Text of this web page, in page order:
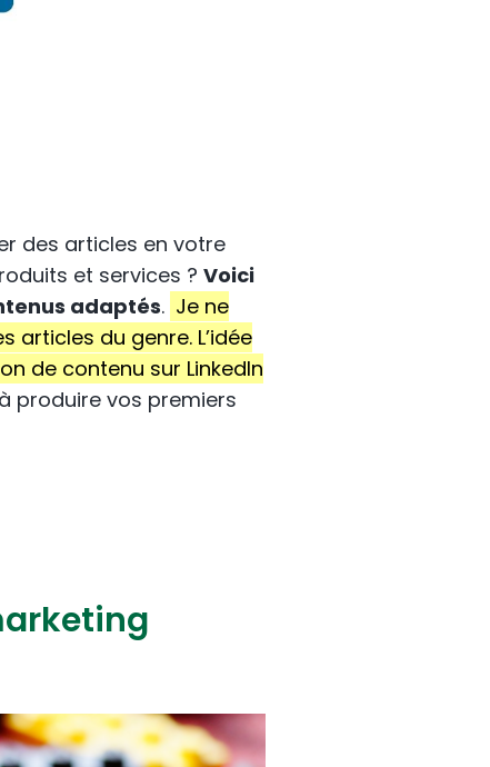
des articles en votre
et services ? Voici
adaptés. Je ne
articles du genre. L’idée
de contenu sur LinkedIn
produire vos premiers